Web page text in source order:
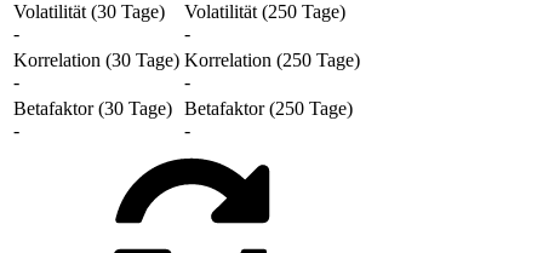
Volatilität (30 Tage)
-
Volatilität (250 Tage)
-
Korrelation (30 Tage)
-
Korrelation (250 Tage)
-
Betafaktor (30 Tage)
-
Betafaktor (250 Tage)
-